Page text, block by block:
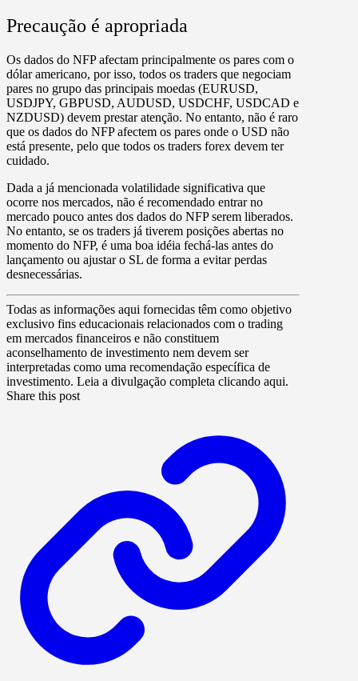
Precaução é apropriada
Os dados do NFP afectam principalmente os pares com o
dólar americano, por isso, todos os traders que negociam
pares no grupo das principais moedas (EURUSD,
USDJPY, GBPUSD, AUDUSD, USDCHF, USDCAD e
NZDUSD) devem prestar atenção. No entanto, não é raro
que os dados do NFP afectem os pares onde o USD não
está presente, pelo que todos os traders forex devem ter
cuidado.
Dada a já mencionada volatilidade significativa que
ocorre nos mercados, não é recomendado entrar no
mercado pouco antes dos dados do NFP serem liberados.
No entanto, se os traders já tiverem posições abertas no
momento do NFP, é uma boa idéia fechá-las antes do
lançamento ou ajustar o SL de forma a evitar perdas
desnecessárias.
Todas as informações aqui fornecidas têm como objetivo
exclusivo fins educacionais relacionados com o trading
em mercados financeiros e não constituem
aconselhamento de investimento nem devem ser
interpretadas como uma recomendação específica de
investimento. Leia a divulgação completa clicando aqui.
Share this post